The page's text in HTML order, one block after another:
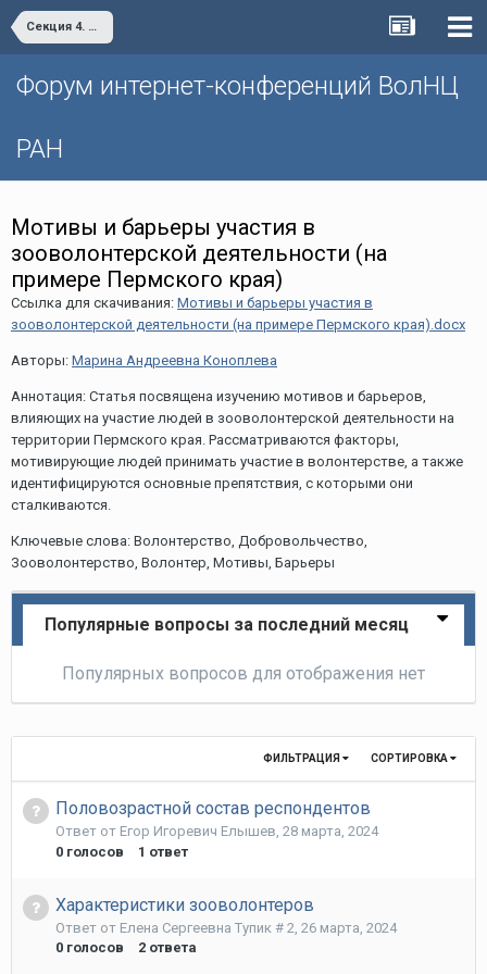
Секция 4. Проблемы развития гражданского общества в регионах России
Форум интернет-конференций ВолНЦ
РАН
Мотивы и барьеры участия в
зооволонтерской деятельности (на
примере Пермского края)
Ссылка для скачивания: Мотивы и барьеры участия в
зооволонтерской деятельности (на примере Пермского края).docx
Авторы: Марина Андреевна Коноплева
Аннотация: Cтатья посвящена изучению мотивов и барьеров,
влияющих на участие людей в зооволонтерской деятельности на
территории Пермского края. Рассматриваются факторы,
мотивирующие людей принимать участие в волонтерстве, а также
идентифицируются основные препятствия, с которыми они
сталкиваются.
Ключевые слова: Волонтерство, Добровольчество,
Зооволонтерство, Волонтер, Мотивы, Барьеры
Популярные вопросы за последний месяц
Популярных вопросов для отображения нет
СОРТИРОВКА
ФИЛЬТРАЦИЯ
Половозрастной состав респондентов
Ответ от Егор Игоревич Елышев, 28 марта, 2024
0 голосов 1 ответ
Характеристики зооволонтеров
Ответ от Елена Сергеевна Тупик # 2 26 марта, 2024
0 голосов 2 ответа